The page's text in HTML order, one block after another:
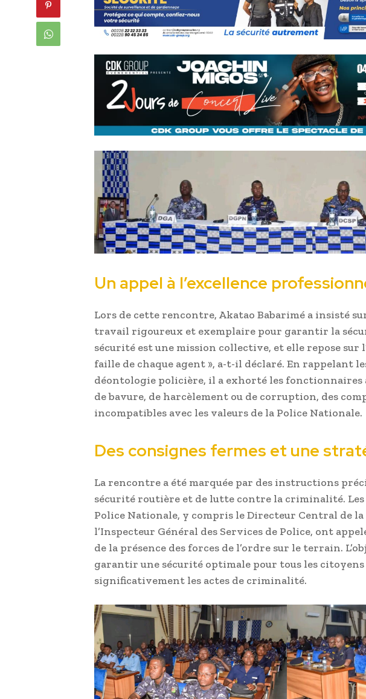
Un appel à l’excellence
Lors de cette rencontre, Akatao Babarimé a insisté
travail rigoureux et exemplaire pour garantir la
sécurité est une mission collective, et elle repose sur
faille de chaque agent », a-t-il déclaré. En rappelant
déontologie policière, il a exhorté les
de bavure, de harcèlement ou de corruption, des
incompatibles avec les valeurs de la Police Nationale.
Des consignes fermes et une
La rencontre a été marquée par des instructions
sécurité routière et de lutte contre la criminalité. Les
Police Nationale, y compris le Directeur Central de
l’Inspecteur Général des Services de Police, ont
de la présence des forces de l’ordre sur le terrain.
garantir une sécurité optimale pour tous les
significativement les actes de criminalité.